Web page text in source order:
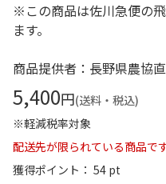
※この商品は佐川急便の
ます。
商品提供者：長野県農協直
5,400円(送料・税込)
※軽減税率対象
配送先が限られている商品です
獲得ポイント： 54 pt